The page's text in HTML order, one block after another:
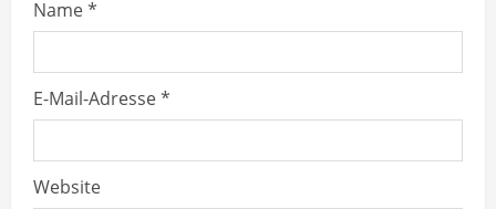
g
Name*
E-Mail-Adresse*
Website